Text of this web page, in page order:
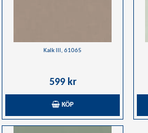
Kalk lll, 61065
599 kr
KÖP